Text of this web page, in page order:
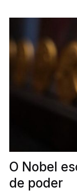
O Nobel
de poder